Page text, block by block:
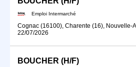
Emploi Intermarché
Cognac (16100), Charente (16), Nouvelle-
22/07/2026
BOUCHER (H/F)